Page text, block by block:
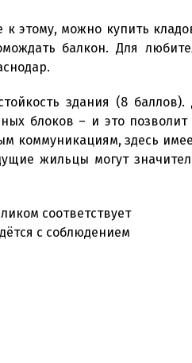
этому, можно купить
балкон. Для
здания (8 баллов).
блоков – и это позволит
коммуникациям, здесь
жильцы могут
соответствует
с соблюдением